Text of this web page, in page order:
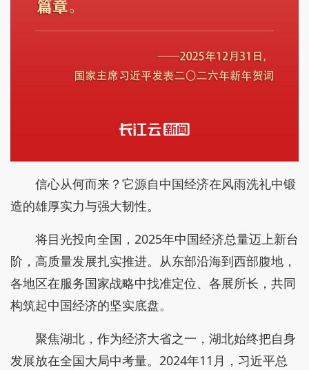
信心从何而来？它源自中国经济在风雨洗礼中锻
造的雄厚实力与强大韧性。
将目光投向全国，2025年中国经济总量迈上新台
阶，高质量发展扎实推进。从东部沿海到西部腹地，
各地区在服务国家战略中找准定位、各展所长，共同
构筑起中国经济的坚实底盘。
聚焦湖北，作为经济大省之一，湖北始终把自身
发展放在全国大局中考量。2024年11月，习近平总